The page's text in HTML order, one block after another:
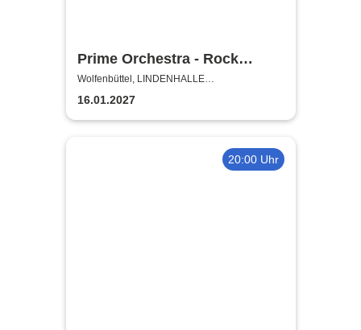
Prime Orchestra - Rock
Sympho Show
Wolfenbüttel, LINDENHALLE
WOLFENBÜTTEL
16.01.2027
20:00 Uhr